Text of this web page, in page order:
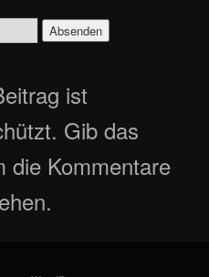
ist
Gib das
die Kommentare